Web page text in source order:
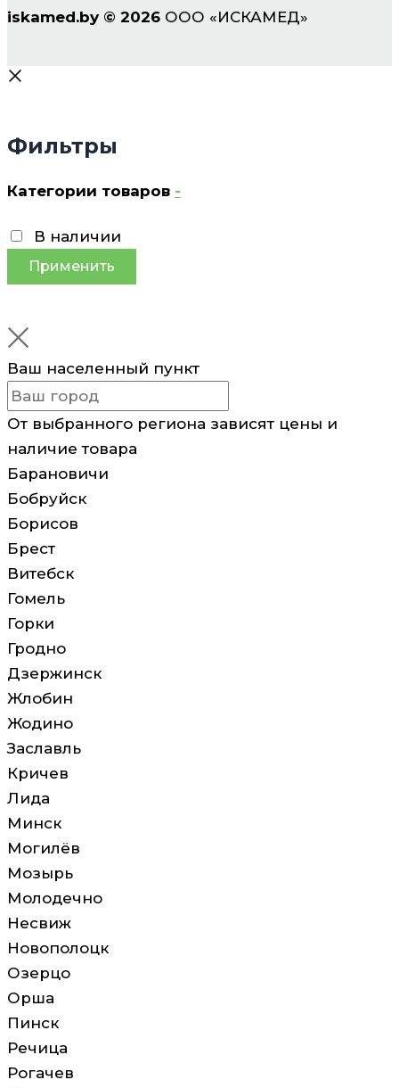
iskamed.by © 2026 ООО «ИСКАМЕД»
Фильтры
Категории товаров -
В наличии
Применить
Ваш населенный пункт
От выбранного региона зависят цены и
наличие товара
Барановичи
Бобруйск
Борисов
Брест
Витебск
Гомель
Горки
Гродно
Дзержинск
Жлобин
Жодино
Заславль
Кричев
Лида
Минск
Могилёв
Мозырь
Молодечно
Несвиж
Новополоцк
Озерцо
Орша
Пинск
Речица
Рогачев